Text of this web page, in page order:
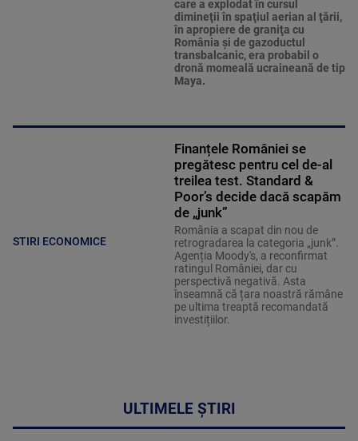
care a explodat în cursul
dimineţii în spaţiul aerian al ţării,
în apropiere de graniţa cu
România şi de gazoductul
transbalcanic, era probabil o
dronă momeală ucraineană de tip
Maya.
STIRI ECONOMICE
Finanțele României se
pregătesc pentru cel de-al
treilea test. Standard &
Poor’s decide dacă scapăm
de „junk”
România a scapat din nou de
retrogradarea la categoria „junk”.
Agenția Moody's, a reconfirmat
ratingul României, dar cu
perspectivă negativă. Asta
înseamnă că țara noastră rămâne
pe ultima treaptă recomandată
investițiilor.
ULTIMELE ȘTIRI